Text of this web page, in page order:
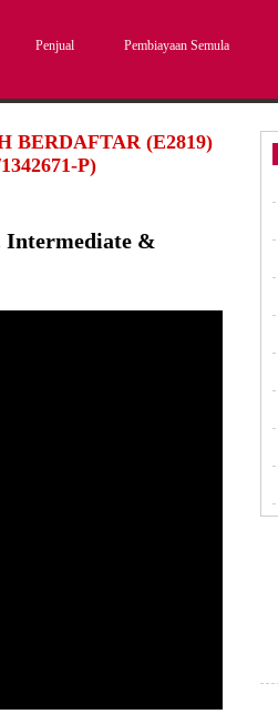
Penjual Pembiayaan Semula
BERDAFTAR (E2819)
P)
Intermediate &